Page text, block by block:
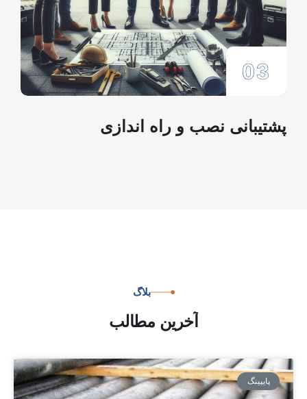
03
پشتیبانی نصب و راه اندازی
بلاگ
آخرین مطالب
پایپینگ